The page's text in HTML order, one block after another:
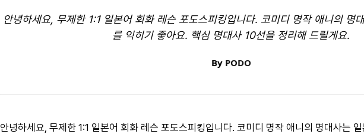
안녕하세요, 무제한 1:1 일본어 회화 레슨 포도스피킹입니다. 코미디 명작 애니의 명
를 익히기 좋아요. 핵심 명대사 10선을 정리해 드릴게요.
By PODO
안녕하세요, 무제한 1:1 일본어 회화 레슨 포도스피킹입니다. 코미디 명작 애니의 명대사는